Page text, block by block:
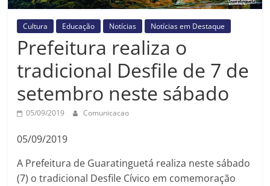
Cultura Educação Notícias Notícias em Destaque
Prefeitura realiza o
tradicional Desfile de 7 de
setembro neste sábado
05/09/2019 Comunicacao
05/09/2019
A Prefeitura de Guaratinguetá realiza neste sábado
(7) o tradicional Desfile Cívico em comemoração